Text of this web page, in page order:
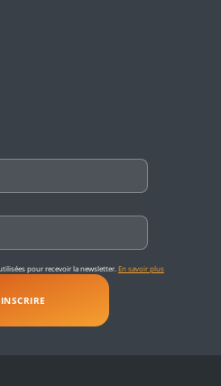
pour recevoir la newsletter. En savoir plus